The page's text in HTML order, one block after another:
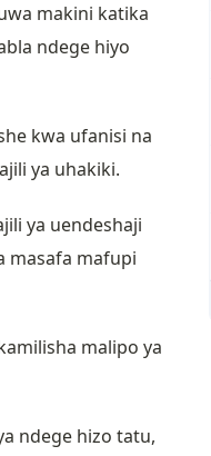
makini katika
ndege hiyo
kwa ufanisi na
ya uhakiki.
ya uendeshaji
masafa mafupi
malipo ya
ndege hizo tatu,